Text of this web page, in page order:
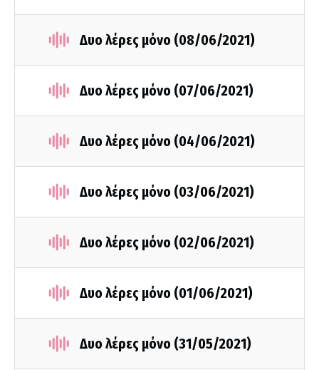
Δυο λέρες μόνο (08/06/2021)
Δυο λέρες μόνο (07/06/2021)
Δυο λέρες μόνο (04/06/2021)
Δυο λέρες μόνο (03/06/2021)
Δυο λέρες μόνο (02/06/2021)
Δυο λέρες μόνο (01/06/2021)
Δυο λέρες μόνο (31/05/2021)